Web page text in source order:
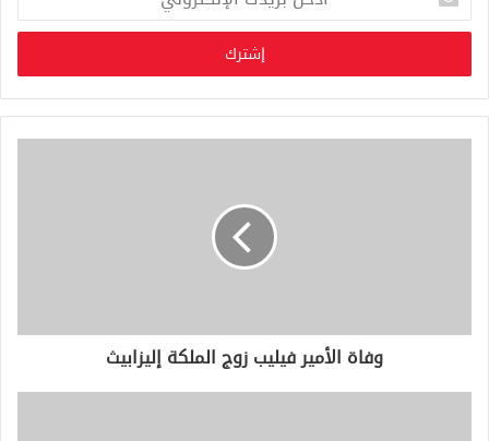
خ
ب
ر
ي
ر
ي
وفاة الأمير فيليب زوج الملكة إليزابيث